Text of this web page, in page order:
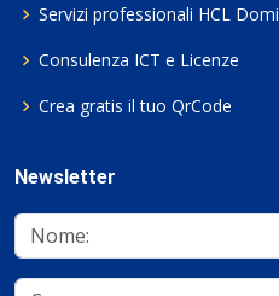
Servizi professionali HCL
Consulenza ICT e Licenze
Crea gratis il tuo QrCode
Newsletter